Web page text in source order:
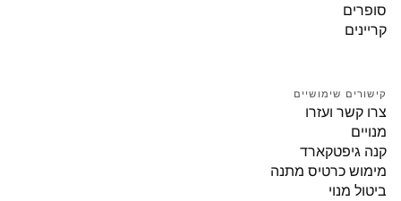
סופרים
קריינים
קישורים שימושיים
צרו קשר ועזרו
מנויים
קנה גיפטקארד
מימוש כרטיס מתנה
ביטול מנוי